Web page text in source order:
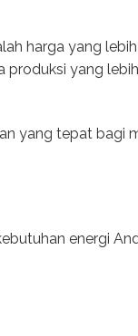
harga yang
yang
yang tepat bagi
energi